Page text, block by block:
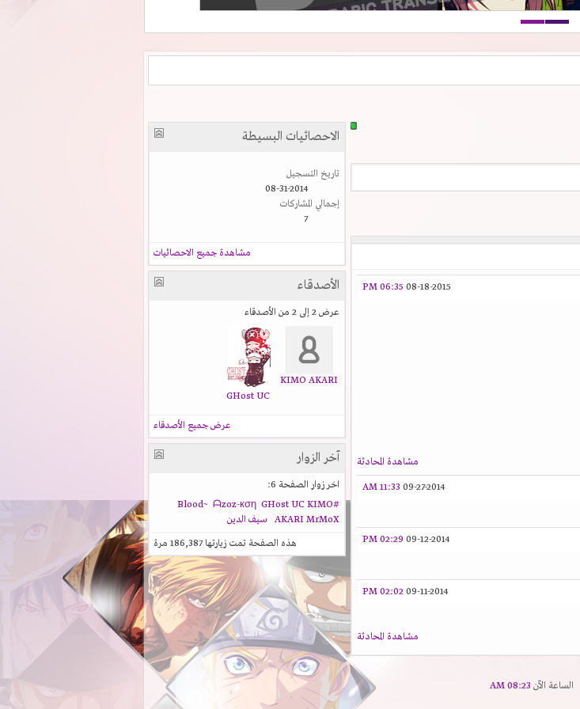
08-18-2015
06:35 PM
مشاهدة المحادثة
09-27-2014
11:33 AM
09-12-2014
02:29 PM
09-11-2014
02:02 PM
مشاهدة المحادثة
الاحصائيات البسيطة
تاريخ التسجيل
08-31-2014
إجمالي المشاركات
7
مشاهدة جميع الاحصائيات
الأصدقاء
عرض 2 إلى 2 من الأصدقاء
KIMO AKARI
GHost UC
عرض جميع الأصدقاء
آخر الزوار
اخر زوار الصفحة 6:
#Blood~
ᗩzoz-кση GHost UCKIMO
AKARIMrMoX
سيف الدين
هذه الصفحة تمت زيارتها186,387 مرة
الساعة الآن 08:23 AM